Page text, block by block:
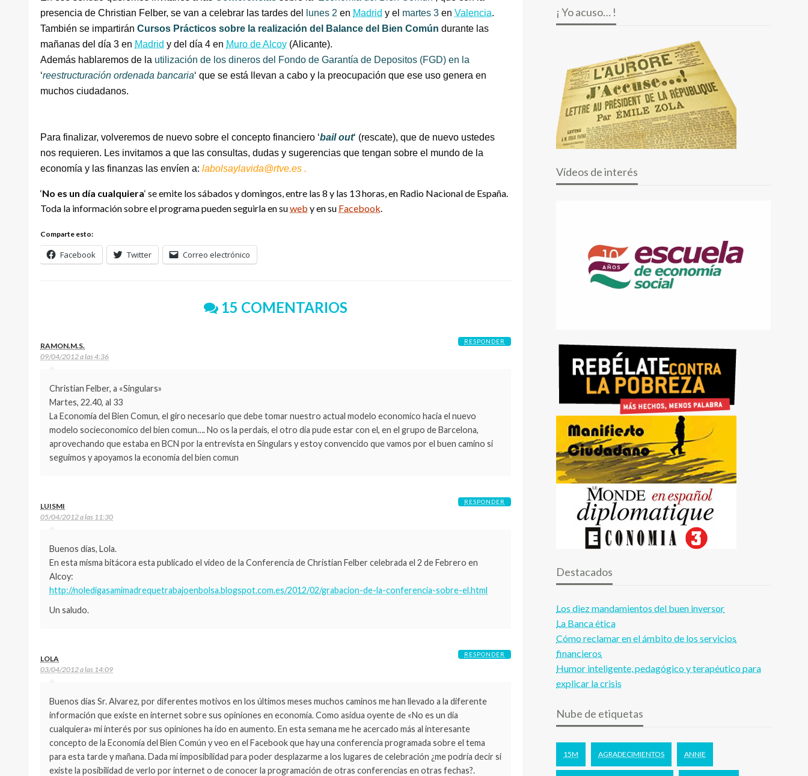
presencia de Christian Felber, se van a celebrar las tardes del
lunes 2 en Madrid y el martes 3 en Valencia.
También se impartirán Cursos Prácticos sobre la realización del Balance del Bien Común durante las
mañanas del día 3 en Madrid y del día 4 en Muro de Alcoy (Alicante).
Además hablaremos de la utilización de los dineros del Fondo de Garantía de Depositos (FGD) en la
‘reestructuración ordenada bancaria‘ que se está llevan a cabo y la preocupación que ese uso genera en
muchos ciudadanos.
Para finalizar, volveremos de nuevo sobre el concepto financiero ‘bail out‘ (rescate), que de nuevo ustedes
nos requieren. Les invitamos a que las consultas, dudas y sugerencias que tengan sobre el mundo de la
economía y las finanzas las envíen a: labolsaylavida@rtve.es .
‘No es un día cualquiera‘ se emite los sábados y domingos, entre las 8 y las 13 horas, en Radio Nacional de España.
Toda la información sobre el programa pueden seguirla en suweb y en su Facebook.
Comparte esto:
Facebook Twitter Correo electrónico
15 COMENTARIOS
RAMON.M.S.
09/04/2012 a las 4:36
Christian Felber, a «Singulars»
Martes, 22.40, al 33
La Economia del Bien Comun, el giro necesario que debe tomar nuestro actual modelo economico hacia el nuevo
modelo socieconomico del bien comun…. No os la perdais, el otro dia pude estar con el, en el grupo de Barcelona,
aprovechando que estaba en BCN por la entrevista en Singulars y estoy convencido que vamos por el buen camino si
seguimos y apoyamos la economia del bien comun
RESPONDER
LUISMI
05/04/2012 a las 11:30
Buenos días, Lola.
En esta misma bitácora esta publicado el video de la Conferencia de Christian Felber celebrada el 2 de Febrero en
Alcoy:
http://noledigasamimadrequetrabajoenbolsa.blogspot.com.es/2012/02/grabacion-de-la-conferencia-sobre-el.html
Un saludo.
RESPONDER
LOLA
03/04/2012 a las 14:09
Buenos días Sr. Alvarez, por diferentes motivos en los últimos meses muchos caminos me han llevado a la diferente
información que existe en internet sobre sus opiniones en economía. Como asidua oyente de «No es un día
cualquiera» mi interés por sus opiniones ha ido en aumento. En esta semana me he acercado más al interesante
concepto de la Economía del Bien Común y veo en el Facebook que hay una conferencia programada sobre el tema
para esta tarde y mañana. Dada mi imposibilidad para poder desplazarme a los lugares de celebración ¿me podría decir si
existe la posibilidad de verlo por internet o de conocer la programación de otras conferencias en otras fechas?.
RESPONDER
¡ Yo acuso… !
Vídeos de interés
Destacados
Los diez mandamientos del buen inversor
La Banca ética
Cómo reclamar en el ámbito de los servicios
financieros
Humor inteligente, pedagógico y terapéutico para
explicar la crisis
Nube de etiquetas
15M AGRADECIMIENTOS ANNIE